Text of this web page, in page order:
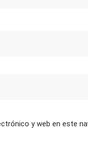
y web en este